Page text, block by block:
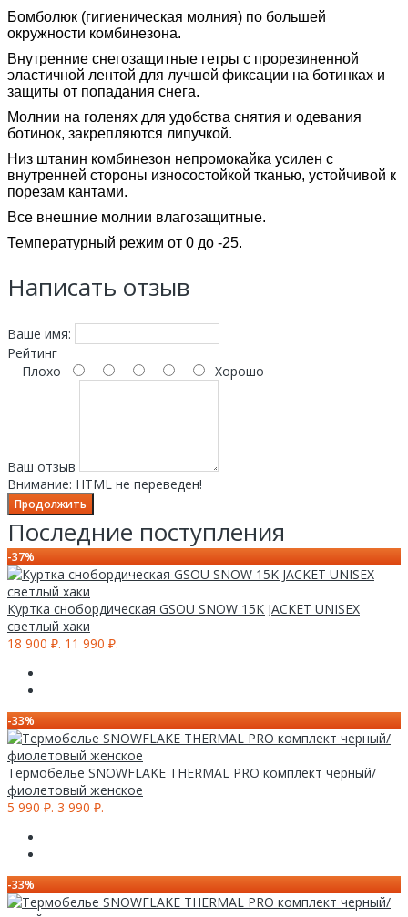
Бомболюк (гигиеническая молния) по большей
окружности комбинезона.
Внутренние снегозащитные гетры с прорезиненной
эластичной лентой для лучшей фиксации на ботинках и
защиты от попадания снега.
Молнии на голенях для удобства снятия и одевания
ботинок, закрепляются липучкой.
Низ штанин комбинезон непромокайка усилен с
внутренней стороны износостойкой тканью, устойчивой к
порезам кантами.
Все внешние молнии влагозащитные.
Температурный режим от 0 до -25.
Написать отзыв
Ваше имя:
Рейтинг
Плохо
Хорошо
Ваш отзыв
Внимание: HTML не переведен!
Продолжить
Последние поступления
-37%
Куртка снобордическая GSOU SNOW 15K JACKET UNISEX
светлый хаки
18 900 ₽. 11 990 ₽.
-33%
Термобелье SNOWFLAKE THERMAL PRO комплект черный/
фиолетовый женское
5 990 ₽. 3 990 ₽.
-33%